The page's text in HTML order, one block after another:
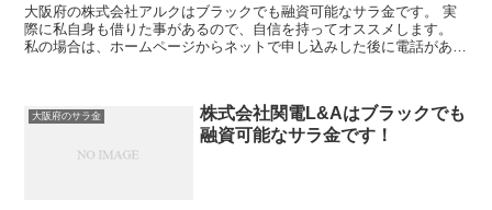
大阪府の株式会社アルクはブラックでも融資可能なサラ金です。 実
際に私自身も借りた事があるので、自信を持ってオススメします。
私の場合は、ホームページからネットで申し込みした後に電話があ
大阪府のサラ金
株式会社関電L&Aはブラックでも
融資可能なサラ金です！